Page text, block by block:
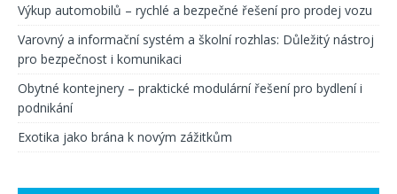
Výkup automobilů – rychlé a bezpečné řešení pro prodej vozu
Varovný a informační systém a školní rozhlas: Důležitý nástroj
pro bezpečnost i komunikaci
Obytné kontejnery – praktické modulární řešení pro bydlení i
podnikání
Exotika jako brána k novým zážitkům